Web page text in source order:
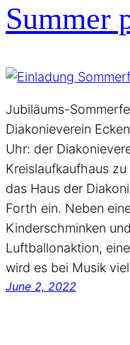
Summer
Jubiläums-
Diakonieverein
Uhr: der
Kreislaufkaufhaus
das Haus der
Forth ein. Neben
Kinderschminken
Luftballonaktion,
wird es bei Musik
June 2, 2022